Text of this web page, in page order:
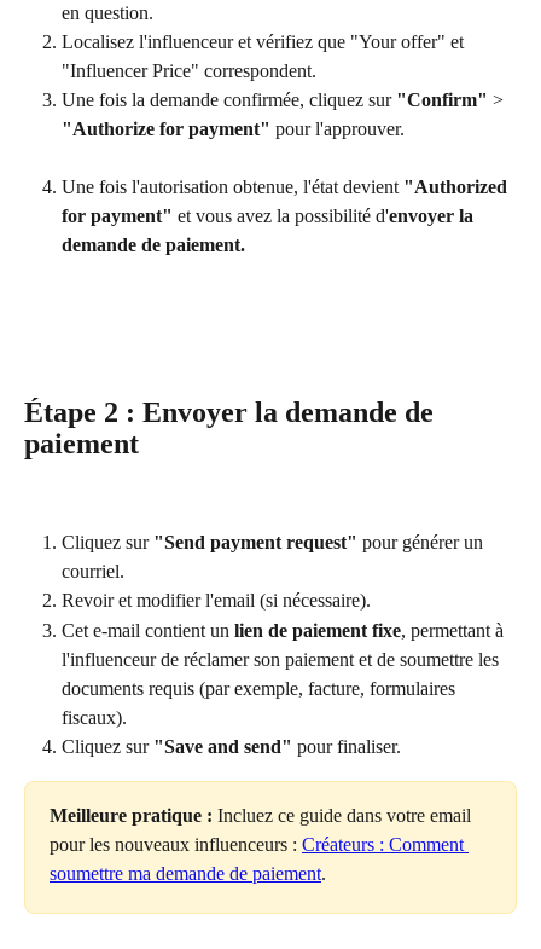
en question.
Localisez l'influenceur et vérifiez que "Your offer" et
"Influencer Price" correspondent.
Une fois la demande confirmée, cliquez sur "Confirm" >
"Authorize for payment" pour l'approuver.
Une fois l'autorisation obtenue, l'état devient "Authorized
for payment" et vous avez la possibilité d'envoyer la
demande de paiement.
Étape 2 : Envoyer la demande de
paiement
Cliquez sur "Send payment request" pour générer un
courriel.
Revoir et modifier l'email (si nécessaire).
Cet e-mail contient un lien de paiement fixe, permettant à
l'influenceur de réclamer son paiement et de soumettre les
documents requis (par exemple, facture, formulaires
fiscaux).
Cliquez sur "Save and send" pour finaliser.
Meilleure pratique : Incluez ce guide dans votre email
pour les nouveaux influenceurs : Créateurs : Comment
soumettre ma demande de paiement.